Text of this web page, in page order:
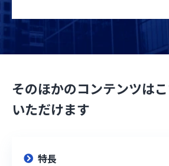
そのほかのコンテンツは
いただけます
特長